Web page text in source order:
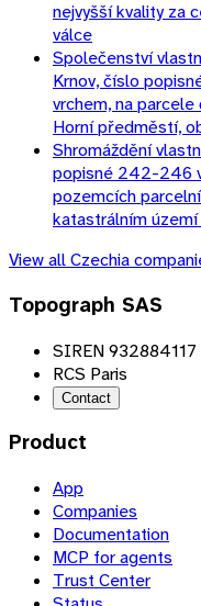
nejvyšší kvality za
válce
Společenství
Krnov, číslo
vrchem, na
Horní předměstí,
Shromáždění
popisné 242-246
pozemcích
katastrálním
View allCzechia
Topograph SAS
SIREN 932884117
RCS Paris
Contact
Product
App
Companies
Documentation
MCP for agents
Trust Center